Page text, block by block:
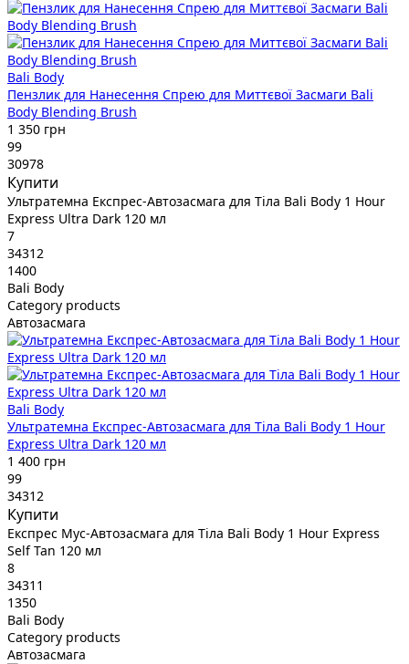
Bali Body
Пензлик для Нанесення Спрею для Миттєвої Засмаги Bali
Body Blending Brush
1 350 грн
99
30978
Купити
Ультратемна Експрес-Автозасмага для Тіла Bali Body 1 Hour
Express Ultra Dark 120 мл
7
34312
1400
Bali Body
Category products
Автозасмага
Bali Body
Ультратемна Експрес-Автозасмага для Тіла Bali Body 1 Hour
Express Ultra Dark 120 мл
1 400 грн
99
34312
Купити
Експрес Мус-Автозасмага для Тіла Bali Body 1 Hour Express
Self Tan 120 мл
8
34311
1350
Bali Body
Category products
Автозасмага